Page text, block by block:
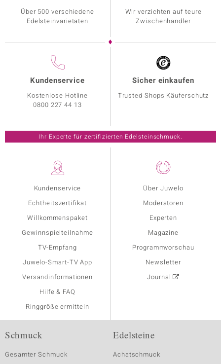
Kundenservice
Echtheitszertifikat
Willkommenspaket
Gewinnspielteilnahme
TV-Empfang
Juwelo-Smart-TV App
Versandinformationen
Hilfe & FAQ
Ringgröße ermitteln
Über Juwelo
Moderatoren
Experten
Magazine
Programmvorschau
Newsletter
Journal
Über 500 verschiedene
Edelsteinvarietäten
Wir verzichten auf teure
Zwischenhändler
Kundenservice
Kostenlose Hotline
0800 227 44 13
Sicher einkaufen
Trusted Shops Käuferschutz
Ihr Experte für zertifizierten Edelsteinschmuck.
Schmuck
Gesamter Schmuck
Edelsteine
Achatschmuck